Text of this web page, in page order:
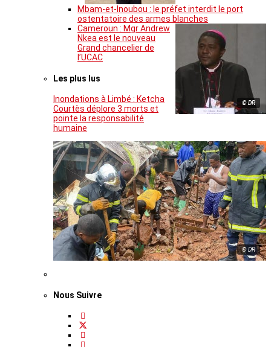
Mbam-et-Inoubou : le préfet interdit le port
ostentatoire des armes blanches
© DR
Cameroun : Mgr Andrew
Nkea est le nouveau
Grand chancelier de
l’UCAC
Les plus lus
Inondations à Limbé : Ketcha
Courtès déplore 3 morts et
pointe la responsabilité
humaine
© DR
Nous Suivre